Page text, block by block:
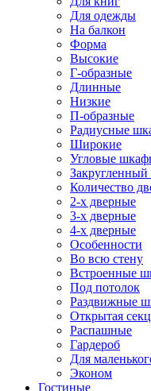
Для одежды
На балкон
Форма
Высокие
Г-образные
Длинные
Низкие
П-образные
Радиусные
Широкие
Угловые
Закругленный
Количество
2-х дверные
3-х дверные
4-х дверные
Особенности
Во всю стену
Встроенные
Под потолок
Раздвижные
Открытая
Распашные
Гардероб
Для
Эконом
Гостиные